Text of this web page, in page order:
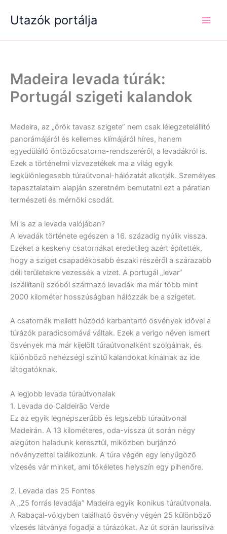
Utazók portálja
Madeira levada túrák:
Portugál szigeti kalandok
Madeira, az „örök tavasz szigete” nem csak lélegzetelállító
panorámájáról és kellemes klímájáról híres, hanem
egyedülálló öntözőcsatorna-rendszeréről, a levadákról is.
Ezek a történelmi vízvezetékek ma a világ egyik
legkülönlegesebb túraútvonal-hálózatát alkotják. Személyes
tapasztalataim alapján szeretném bemutatni ezt a páratlan
természeti és mérnöki csodát.
Mi is az a levada valójában?
A levadák története egészen a 16. századig nyúlik vissza.
Ezeket a keskeny csatornákat eredetileg azért építették,
hogy a sziget csapadékosabb északi részéről a szárazabb
déli területekre vezessék a vizet. A portugál „levar”
(szállítani) szóból származó levadák ma már több mint
2000 kilométer hosszúságban hálózzák be a szigetet.
A csatornák mellett húzódó karbantartó ösvények idővel a
túrázók paradicsomává váltak. Ezek a verigo néven ismert
ösvények ma már kijelölt túraútvonalként szolgálnak, és
különböző nehézségi szintű kalandokat kínálnak az ide
látogatóknak.
A legjobb levada túraútvonalak
1. Levada do Caldeirão Verde
Ez az egyik legnépszerűbb és legszebb túraútvonal
Madeirán. A 13 kilométeres, oda-vissza út során négy
alagúton haladunk keresztül, miközben burjánzó
növényzettel találkozunk. A túra végén egy lenyűgöző
vízesés vár minket, ami tökéletes helyszín egy pihenőre.
2. Levada das 25 Fontes
A „25 forrás levadája” Madeira egyik ikonikus túraútvonala.
A Rabaçal-völgyben található ösvény végén 25 különböző
vízesés látványa fogadja a túrázókat. Az út során laurissilva